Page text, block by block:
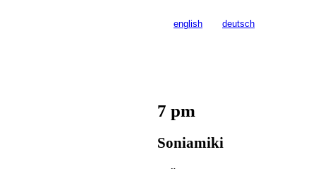
english deutsch
7 pm
Soniamiki